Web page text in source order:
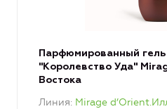
Парфюмированный
"Королевство Уда"
Востока
Линия Mirage